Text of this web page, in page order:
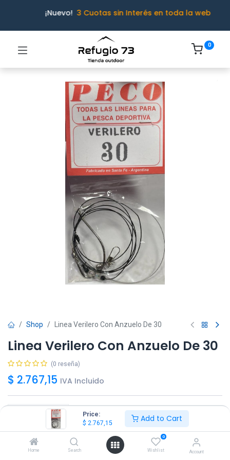
Price:
$ 2.767,15 Add to Cart
Home Search
0
Wishlist Account
¡Nuevo! 3 Cuotas sin Interés en toda la web
0
Shop Linea Verilero Con Anzuelo De 30
Linea Verilero Con Anzuelo De 30
(0 reseña)
$ 2.767,15 IVA Incluido
Agregar Comprar ya!